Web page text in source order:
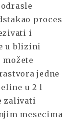
proces
i
u blizini
jedne
u 2 l
zalivati
mesecima